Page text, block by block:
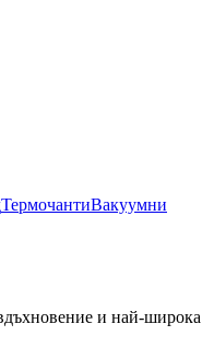
ТермочантиВакуумни
и най-широка